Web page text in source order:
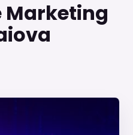
Marketing